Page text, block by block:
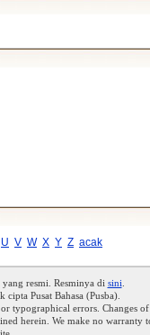
U V W X Y Z acak
yang resmi. Resminya di sini
Pusat Bahasa (Pusba).
typographical errors. Changes of
herein. We make no warranty